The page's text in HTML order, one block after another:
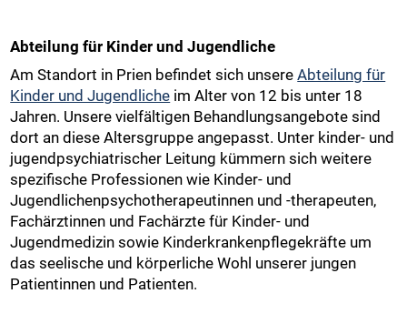
Abteilung für Kinder und Jugendliche
Am Standort in Prien befindet sich unsereAbteilung für
Kinder und Jugendliche im Alter von 12 bis unter 18
Jahren. Unsere vielfältigen Behandlungsangebote sind
dort an diese Altersgruppe angepasst. Unter kinder- und
jugendpsychiatrischer Leitung kümmern sich weitere
spezifische Professionen wie Kinder- und
Jugendlichenpsychotherapeutinnen und -therapeuten,
Fachärztinnen und Fachärzte für Kinder- und
Jugendmedizin sowie Kinderkrankenpflegekräfte um
das seelische und körperliche Wohl unserer jungen
Patientinnen und Patienten.